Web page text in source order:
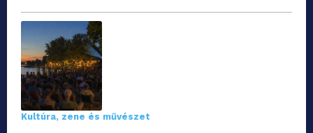
Kultúra, zene és művészet